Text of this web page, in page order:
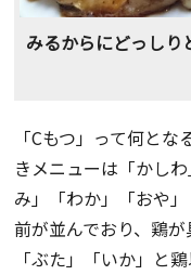
みるからにどっし
「Cもつ」って何と
きメニューは「かし
み」「わか」「おや
前が並んでおり、鶏
「ぶた」「いか」と